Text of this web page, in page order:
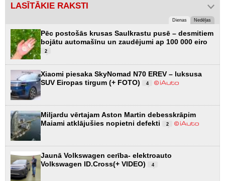
LASĪTĀKIE RAKSTI
Dienas Nedēļas
Pēc postošās krusas Saulkrastu pusē – desmitiem
bojātu automašīnu un zaudējumi ap 100 000 eiro
2
Xiaomi piesaka SkyNomad N70 EREV – luksusa
SUV Eiropas tirgum (+ FOTO)
4
Miljardu vērtajam Aston Martin debesskrāpim
Maiami atklājušies nopietni defekti
2
Jaunā Volkswagen cerība- elektroauto
Volkswagen ID.Cross(+ VIDEO)
4